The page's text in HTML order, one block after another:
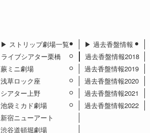
▶︎ ストリップ劇場一覧
ライブシアター栗橋
蕨ミニ劇場
浅草ロック座
シアター上野
池袋ミカド劇場
新宿ニューアート
渋谷道頓堀劇場
▶︎ 過去香盤情報
過去香盤情報2018
過去香盤情報2019
過去香盤情報2020
過去香盤情報2021
過去香盤情報2022